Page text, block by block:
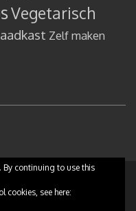
Vegetarisch
Zelf maken
- All rights reserved
By continuing to use this
cookies, see here: